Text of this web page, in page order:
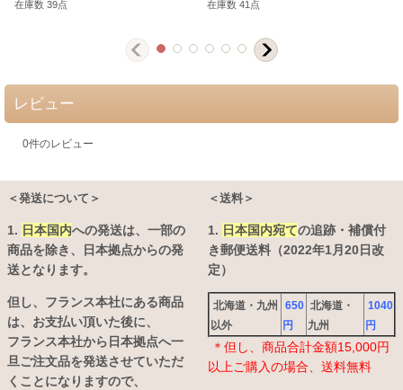
在庫数 39点
在庫数 41点
レビュー
0件のレビュー
＜発送について＞
1. 日本国内への発送は、 一部の
商品を除き、日本拠点からの発
送となります。
但し、フランス本社にある商品
は、お支払い頂いた後に、
フランス本社から日本拠点へ一
旦ご注文品を発送させていただ
くことになりますので、
＜送料＞
1. 日本国内宛ての追跡・補償付
き郵便送料（2022年1月20日改
定）
北海道・九州
以外
650
円
北海道・
九州
1040
円
＊但し、商品合計金額15,000円
以上ご購入の場合、送料無料